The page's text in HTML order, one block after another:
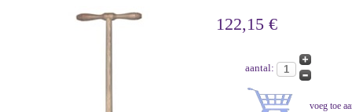
122,15 €
aantal: